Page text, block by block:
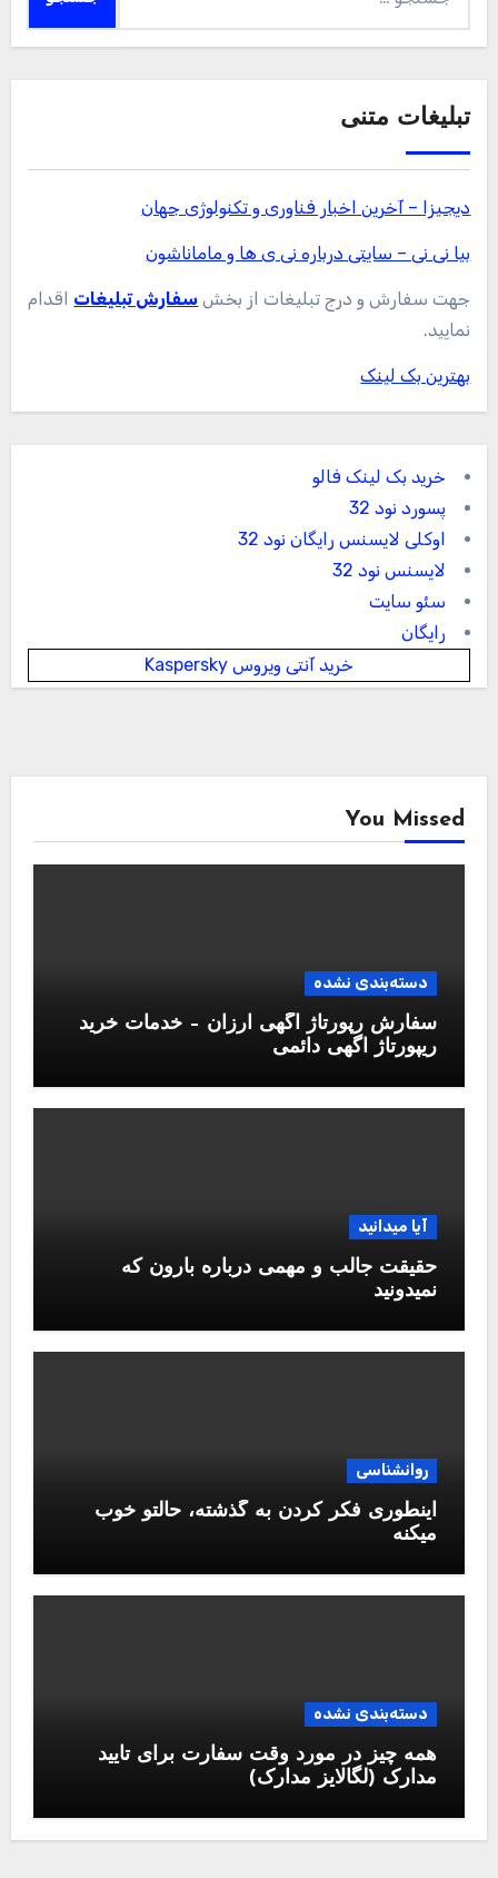
برای:
تبلیغات متنی
دیجیزا – آخرین اخبار فناوری و تکنولوژی جهان
بیا نی نی – سایتی درباره نی ی ها و ماماناشون
جهت سفارش و درج تبلیغات از بخش سفارش تبلیغات اقدام
نمایید.
بهترین بک لینک
خرید بک لینک فالو
پسورد نود 32
اوکلی لایسنس رایگان نود 32
لایسنس نود 32
سئو سایت
رایگان
خرید آنتی ویروس Kaspersky
You Missed
دسته‌بندی نشده
سفارش رپورتاژ آگهی ارزان – خدمات خرید
ریپورتاژ اگهی دائمی
آیا میدانید
حقیقت جالب و مهمی درباره بارون که
نمیدونید
روانشناسی
اینطوری فکر کردن به گذشته، حالتو خوب
میکنه
دسته‌بندی نشده
همه چیز در مورد وقت سفارت برای تایید
مدارک (لگالایز مدارک)